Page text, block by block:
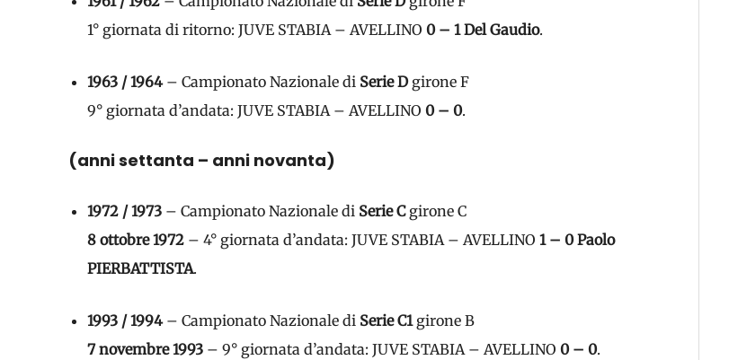
1° giornata di ritorno: JUVE STABIA – AVELLINO 0 – 1 Del Gaudio.
1963 / 1964– Campionato Nazionale di Serie Dgirone F
9° giornata d’andata: JUVE STABIA – AVELLINO 0 – 0.
(anni settanta – anni novanta)
1972 / 1973 – Campionato Nazionale di Serie Cgirone C
8 ottobre 1972 – 4° giornata d’andata: JUVE STABIA – AVELLINO 1 – 0 Paolo
PIERBATTISTA.
1993 / 1994– Campionato Nazionale di Serie C1girone B
7 novembre 1993 – 9° giornata d’andata: JUVE STABIA – AVELLINO 0 – 0.